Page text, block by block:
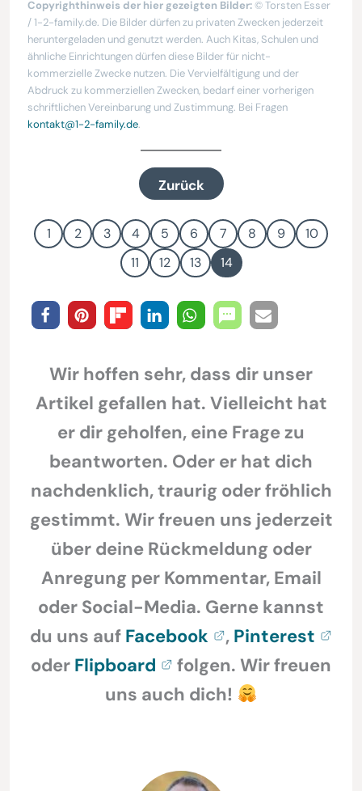
Copyrighthinweis der hier gezeigten Bilder:© Torsten Esser
/ 1-2-family.de. Die Bilder dürfen zu privaten Zwecken jederzeit
heruntergeladen und genutzt werden. Auch Kitas, Schulen und
ähnliche Einrichtungen dürfen diese Bilder für nicht-
kommerzielle Zwecke nutzen. Die Vervielfältigung und der
Abdruck zu kommerziellen Zwecken, bedarf einer vorherigen
schriftlichen Vereinbarung und Zustimmung. Bei Fragen
kontakt@1-2-family.de.
Zurück
1 2 3 4 5 6 7 8 9
10
11
12 13 14
Wir hoffen sehr, dass dir unser
Artikel gefallen hat. Vielleicht hat
er dir geholfen, eine Frage zu
beantworten. Oder er hat dich
nachdenklich, traurig oder fröhlich
gestimmt. Wir freuen uns jederzeit
über deine Rückmeldung oder
Anregung per Kommentar, Email
oder Social-Media. Gerne kannst
du uns auf Facebook , Pinterest
oder Flipboard
folgen. Wir freuen
uns auch dich!